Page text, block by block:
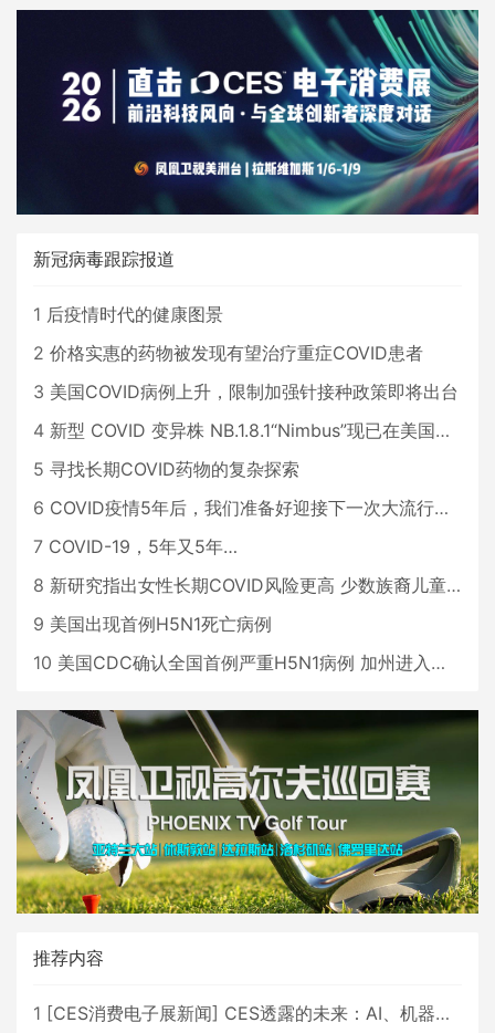
新冠病毒跟踪报道
1 后疫情时代的健康图景
2 价格实惠的药物被发现有望治疗重症COVID患者
3 美国COVID病例上升，限制加强针接种政策即将出台
4 新型 COVID 变异株 NB.1.8.1“Nimbus”现已在美国占据主导地位
5 寻找长期COVID药物的复杂探索
6 COVID疫情5年后，我们准备好迎接下一次大流行了吗？
7 COVID-19，5年又5年…
8 新研究指出女性长期COVID风险更高 少数族裔儿童存在差异
9 美国出现首例H5N1死亡病例
10 美国CDC确认全国首例严重H5N1病例 加州进入紧急状态
推荐内容
1 [CES消费电子展新闻] CES透露的未来：AI、机器人与智能生活大爆发